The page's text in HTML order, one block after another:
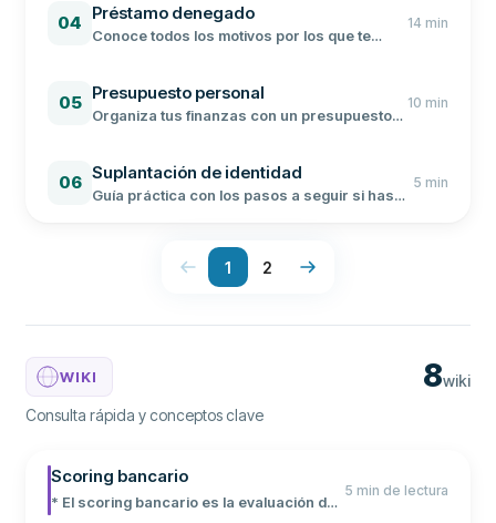
años.
04 Préstamo denegado
Conoce todos los motivos por los que te
solicitud.
14 min
05 Presupuesto personal
Organiza tus finanzas con un presupuesto
gratuita.
10 min
06 Suplantación de identidad
Guía práctica con los pasos a seguir si has
recuperar el control.
5 min
1 2
WIKI 8wiki
Consulta rápida y conceptos clave
Scoring bancario
* El scoring bancario es la evaluación de
5 min de lectura